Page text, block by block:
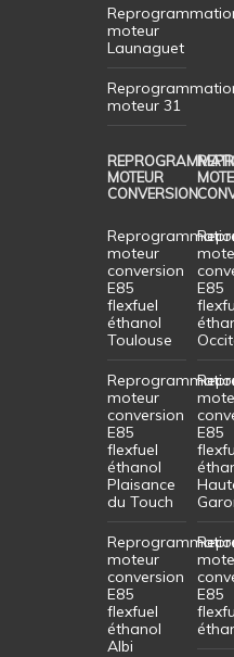
moteur
Launaguet
moteur 31
MOTEUR
CONVERSION
moteur
conversion
E85
flexfuel
éthanol
Toulouse
moteur
conversion
E85
flexfuel
éthanol
Plaisance
du Touch
moteur
conversion
E85
flexfuel
éthanol
Albi
E85
E85
E85